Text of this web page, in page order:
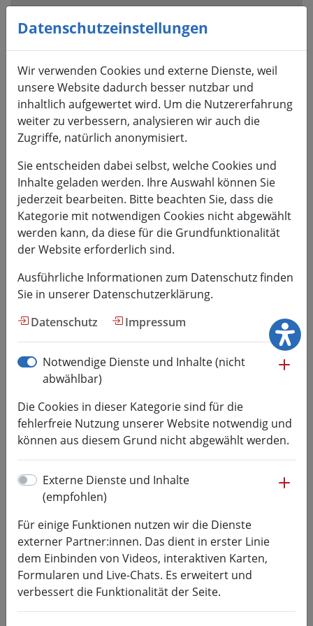
Visuelle
Assistenzsoftware
Tastatur
erreichbar
über
ALT
HSMW
Hochschul­kommunikation
EURECA-PRO: Freiberg
Colloquium of Young
Researchers
Mo, 08.06.2026-Fr, 12.06.2026
"Responsible Consumption and Production in the
Use of the Earth's Resources"
ist das Thema des von
der European University on Responsible Consumption
and Production (EURECA-PRO) organisierten
Kolloquiums, das sich mit aktuellen sozial-, umwelt-,
wirtschafts- und ingenieurwissenschaftlichen
Fragestellungen entlang der Wertschöpfungskette –
und des Kreislaufs – von Rohstoffen befasst.
Datenschutzeinstellungen
Wir verwenden Cookies und externe Dienste, weil
unsere Website dadurch besser nutzbar und
inhaltlich aufgewertet wird. Um die Nutzererfahrung
weiter zu verbessern, analysieren wir auch die
Zugriffe, natürlich anonymisiert.
Sie entscheiden dabei selbst, welche Cookies und
Inhalte geladen werden. Ihre Auswahl können Sie
jederzeit bearbeiten. Bitte beachten Sie, dass die
Kategorie mit notwendigen Cookies nicht abgewählt
werden kann, da diese für die Grundfunktionalität
der Website erforderlich sind.
Ausführliche Informationen zum Datenschutz finden
Sie in unserer Datenschutzerklärung.
Datenschutz
Impressum
Notwendige Dienste und Inhalte (nicht
abwählbar)
Die Cookies in dieser Kategorie sind für die
fehlerfreie Nutzung unserer Website notwendig und
können aus diesem Grund nicht abgewählt werden.
Externe Dienste und Inhalte
(empfohlen)
Für einige Funktionen nutzen wir die Dienste
externer Partner:innen. Das dient in erster Linie
dem Einbinden von Videos, interaktiven Karten,
Formularen und Live-Chats. Es erweitert und
verbessert die Funktionalität der Seite.